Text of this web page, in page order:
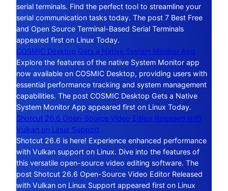
serial terminals. Find the perfect tool to streamline your
serial communication tasks today. The post 7 Best Free
and Open Source Terminal-Based Serial Terminals
appeared first on Linux Today.
COSMIC Desktop Gets a Native System Monitor App
Explore the features of the native System Monitor app
now available on COSMIC Desktop, providing users with
essential performance tracking and system management
capabilities. The post COSMIC Desktop Gets a Native
System Monitor App appeared first on Linux Today.
Shotcut 26.6 Open-Source Video Editor Released with
Vulkan on Linux Support
Shotcut 26.6 is here! Experience enhanced performance
with Vulkan support on Linux. Dive into the features of
this versatile open-source video editing software. The
post Shotcut 26.6 Open-Source Video Editor Released
with Vulkan on Linux Support appeared first on Linux